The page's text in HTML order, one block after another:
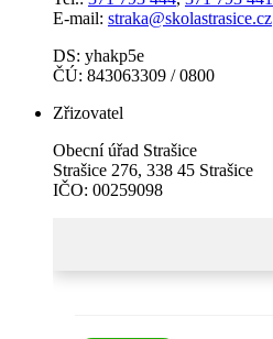
E-mail: straka@skolastrasice.cz
DS: yhakp5e
ČÚ: 843063309 / 0800
Zřizovatel
Obecní úřad Strašice
Strašice 276, 338 45 Strašice
IČO: 00259098